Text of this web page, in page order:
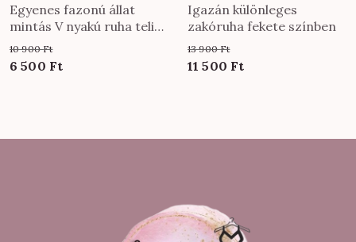
Egyenes fazonú állat
mintás V nyakú ruha teli
állat mintával
10 900Ft
Original
900 Ft.
6 500 FtCurrent
500 Ft.
Igazán különleges
zakóruha fekete színben
13 900Ft
Original
900 Ft.
11 500 FtCurrent
500 Ft.